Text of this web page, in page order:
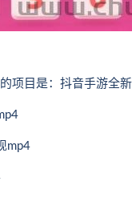
项目是：抖音手游全
mp4